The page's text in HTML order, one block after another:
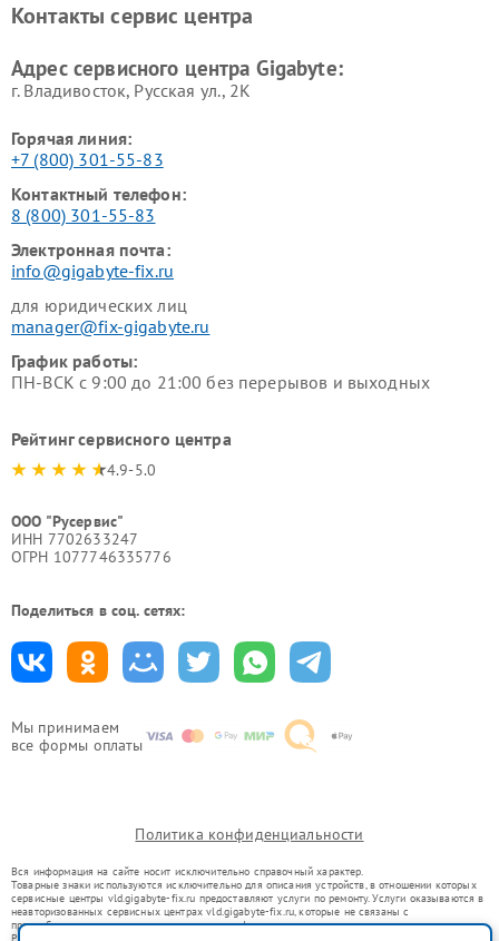
Мы принимаем
все формы оплаты
Контакты сервис центра
Адрес сервисного центра Gigabyte:
г. Владивосток, Русская ул., 2К
Горячая линия:
+7 (800) 301-55-83
Контактный телефон:
8 (800) 301-55-83
Электронная почта:
info@gigabyte-fix.ru
для юридических лиц
manager@fix-gigabyte.ru
График работы:
ПН-ВСК с 9:00 до 21:00 без перерывов и выходных
Рейтинг сервисного центра
4.9-5.0
ООО "Русервис"
ИНН 7702633247
ОГРН 1077746335776
Поделиться в соц. сетях:
Политика конфиденциальности
Вся информация на сайте носит исключительно справочный характер.
Товарные знаки используются исключительно для описания устройств, в отношении которых
сервисные центры vld.gigabyte-fix.ru предоставляют услуги по ремонту. Услуги оказываются в
неавторизованных сервисных центрах vld.gigabyte-fix.ru, которые не связаны с
правообладателями товарных знаков или их официальными представителями.